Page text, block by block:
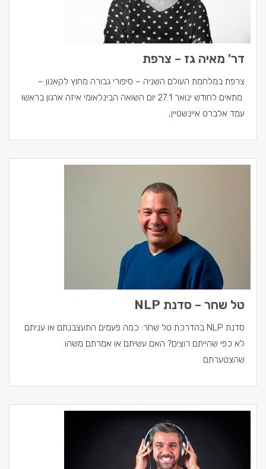
דר' מאיה גז – צרפת
צרפת במלחמת העולם השניה – סיפורי גבורה מחוץ לקאנון –
מתאים לחודש ינואר 27.1 יום השואה הבינלאומי איזה ארגון בראשו
עמד אלברט איינשטיין,
טל שחר – סדנת NLP
סדנת NLP בהדרכת טל שחר: כמה פעמים התעצבנתם או עניתם
לא כפי שהייתם רוצים? האם עשיתם או אמרתם משהו
שהצטערתם